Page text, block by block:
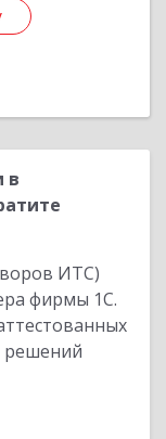
в
ИТС)
фирмы 1С.
решений